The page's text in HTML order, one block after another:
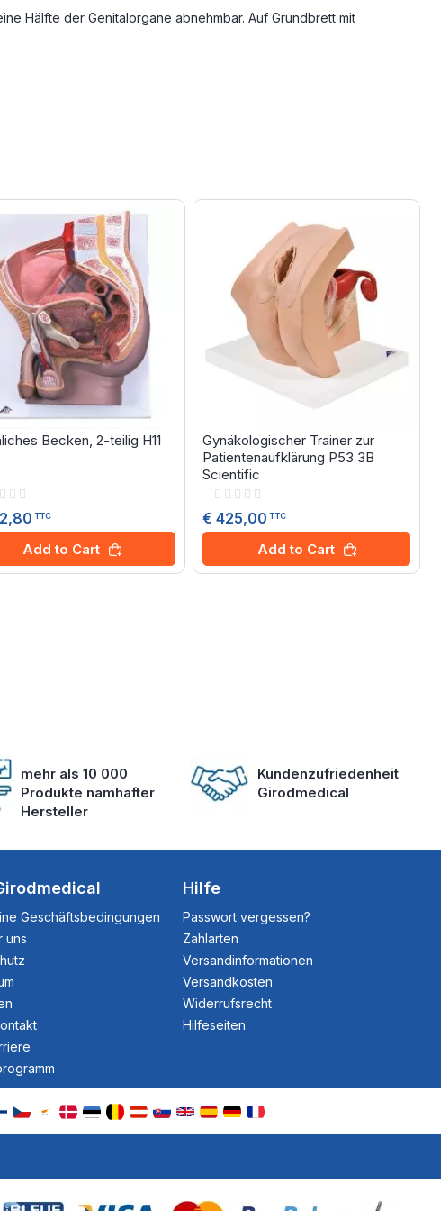
Hälfte der Genitalorgane abnehmbar. Auf Grundbrett mit
Becken, 2-teilig H11
TTC
Add to Cart
Gynäkologischer Trainer zur
Patientenaufklärung P53 3B
Scientific
Rating:
€ 425,00 TTC
Add to Cart
mehr als 10 000
Produkte namhafter
Hersteller
Kundenzufriedenheit
Girodmedical
Geschäftsbedingungen
uns
Hilfe
Passwort vergessen?
Zahlarten
Versandinformationen
Versandkosten
Widerrufsrecht
Hilfeseiten